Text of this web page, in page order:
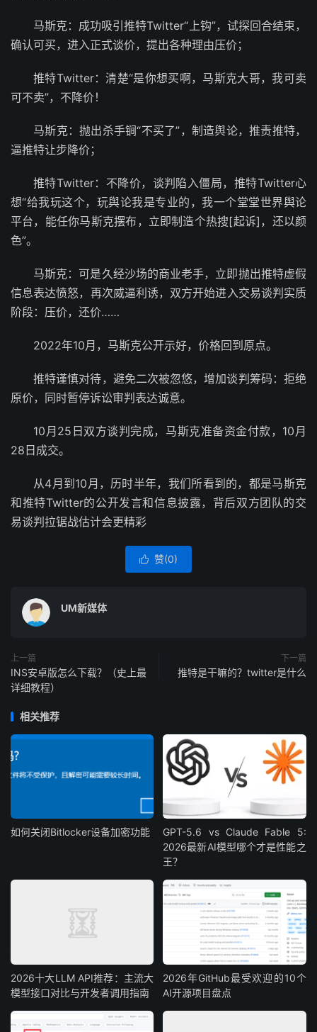
马斯克：成功吸引推特Twitter“上钩”，试探回合结束，
确认可买，进入正式谈价，提出各种理由压价；
推特Twitter：清楚“是你想买啊，马斯克大哥，我可卖
可不卖”，不降价！
马斯克：抛出杀手锏“不买了”，制造舆论，推责推特，
逼推特让步降价；
推特Twitter：不降价，谈判陷入僵局，推特Twitter心
想“给我玩这个，玩舆论我是专业的，我一个堂堂世界舆论
平台，能任你马斯克摆布，立即制造个热搜[起诉]，还以颜
色”。
马斯克：可是久经沙场的商业老手，立即抛出推特虚假
信息表达愤怒，再次威逼利诱，双方开始进入交易谈判实质
阶段：压价，还价……
2022年10月，马斯克公开示好，价格回到原点。
推特谨慎对待，避免二次被忽悠，增加谈判筹码：拒绝
原价，同时暂停诉讼审判表达诚意。
10月25日双方谈判完成，马斯克准备资金付款，10月
28日成交。
从4月到10月，历时半年，我们所看到的，都是马斯克
和推特Twitter的公开发言和信息披露，背后双方团队的交
易谈判拉锯战估计会更精彩
 赞(0)
UM新媒体
上一篇
INS安卓版怎么下载？（史上最
详细教程）
下一篇
推特是干嘛的？twitter是什么
相关推荐
如何关闭Bitlocker设备加密功能
GPT-5.6 vs Claude Fable 5:
2026最新AI模型哪个才是性能之
王？
2026十大LLM API推荐：主流大
模型接口对比与开发者调用指南
2026年GitHub最受欢迎的10个
AI开源项目盘点